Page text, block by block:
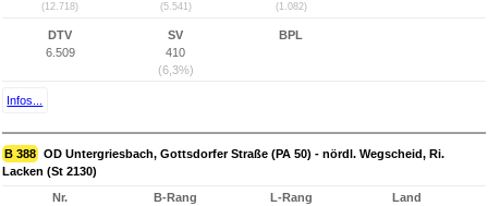
(12.718) (5.541) (1.082)
DTV
6.509
SV
410
(6,3%)
BPL
Infos...
B 388 OD Untergriesbach, Gottsdorfer Straße (PA 50) - nördl. Wegscheid, Ri.
Lacken (St 2130)
Nr.
B-Rang
L-Rang
Land